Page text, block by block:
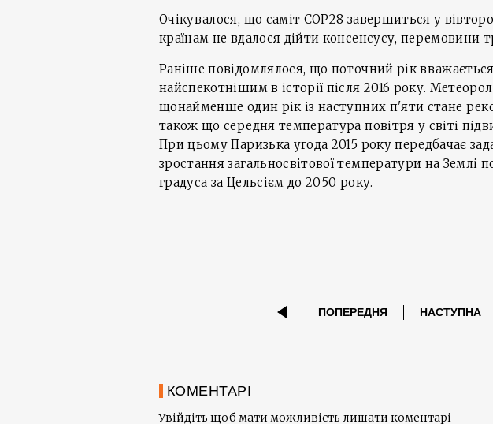
Очікувалося, що саміт COP28 завершиться у
країнам не вдалося дійти консенсусу, перемовини
Раніше повідомлялося, що поточний рік
найспекотнішим в історії після 2016 року.
щонайменше один рік із наступних п'яти стане
також що середня температура повітря у світі
При цьому Паризька угода 2015 року передбачає
зростання загальносвітової температури на Землі
градуса за Цельсієм до 2050 року.
ПОПЕРЕДНЯ НАСТУПНА
КОМЕНТАРІ
Увійдіть щоб мати можливість лишати коментарі